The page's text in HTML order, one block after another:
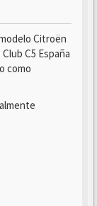
Citroën
C5 España
como